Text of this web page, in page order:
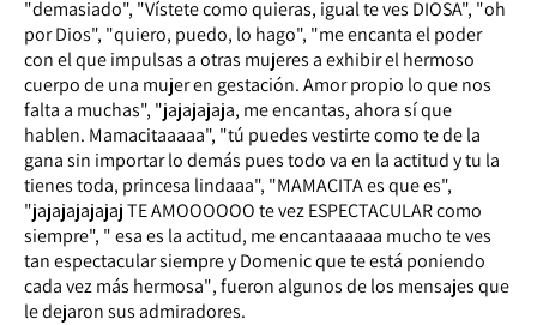
"demasiado", "Vístete como quieras, igual te ves DIOSA", "oh
por Dios", "quiero, puedo, lo hago", "me encanta el poder
con el que impulsas a otras mujeres a exhibir el hermoso
cuerpo de una mujer en gestación. Amor propio lo que nos
falta a muchas", "jajajajaja, me encantas, ahora sí que
hablen. Mamacitaaaaa", "tú puedes vestirte como te de la
gana sin importar lo demás pues todo va en la actitud y tu la
tienes toda, princesa lindaaa", "MAMACITA es que es",
"jajajajajajaj TE AMOOOOOO te vez ESPECTACULAR como
siempre", " esa es la actitud, me encantaaaaa mucho te ves
tan espectacular siempre y Domenic que te está poniendo
cada vez más hermosa", fueron algunos de los mensajes que
le dejaron sus admiradores.